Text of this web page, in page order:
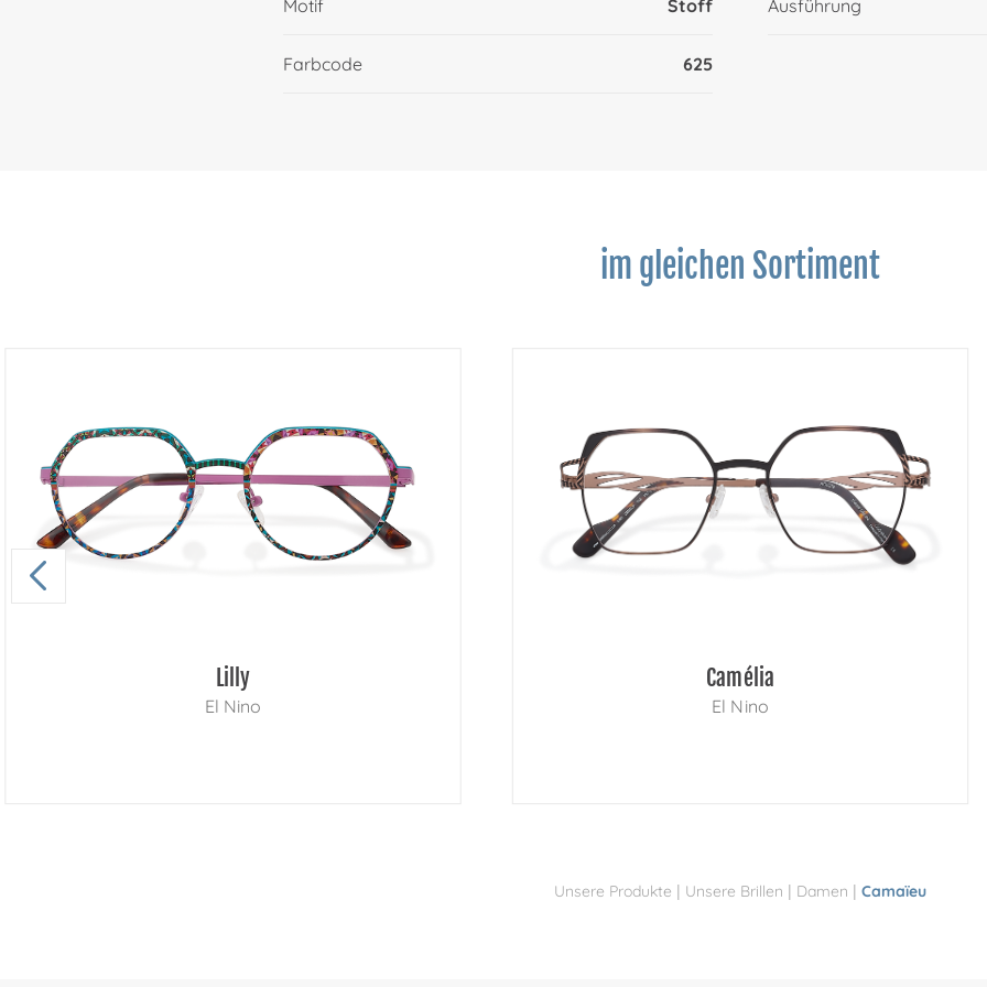
Unsere Produkte | Unsere Brillen | Damen | Camaïeu
Motif Stoff Ausführung
Farbcode 625
im gleichen Sortiment
Camélia
El Nino
Lilly
El Nino